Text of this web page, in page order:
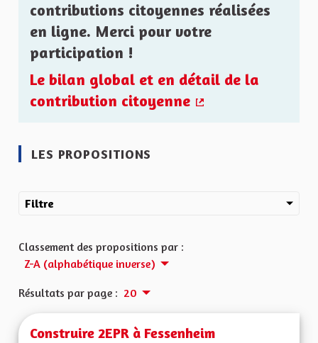
contributions citoyennes réalisées
en ligne. Merci pour votre
participation !
Le bilan global et en détail de la
contribution citoyenne
LES PROPOSITIONS
Filtre
Classement des propositions par :
Z-A (alphabétique inverse)
Résultats par page : 20
Construire 2EPR à Fessenheim